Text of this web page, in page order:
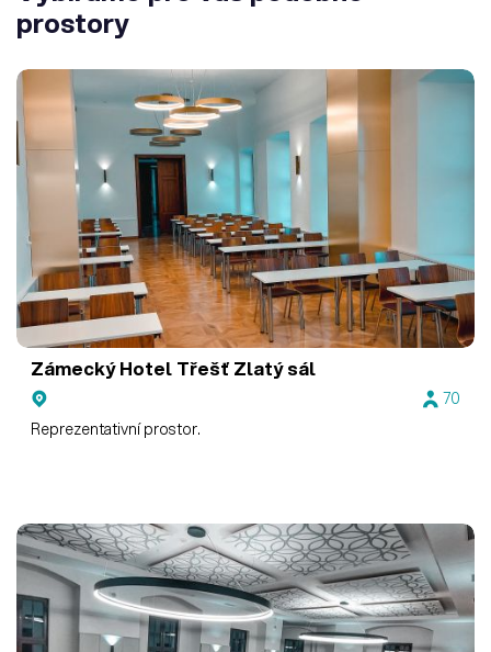
prostory
Zámecký Hotel Třešť Zlatý sál
70
Reprezentativní prostor.